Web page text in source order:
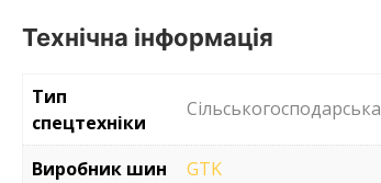
Технічна інформація
Тип
спецтехніки
Сільськогосподарська
Виробник шин
GTK